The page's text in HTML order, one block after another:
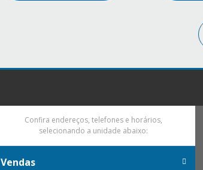
Confira endereços, telefones e horários,
selecionando a unidade abaixo:
Vendas